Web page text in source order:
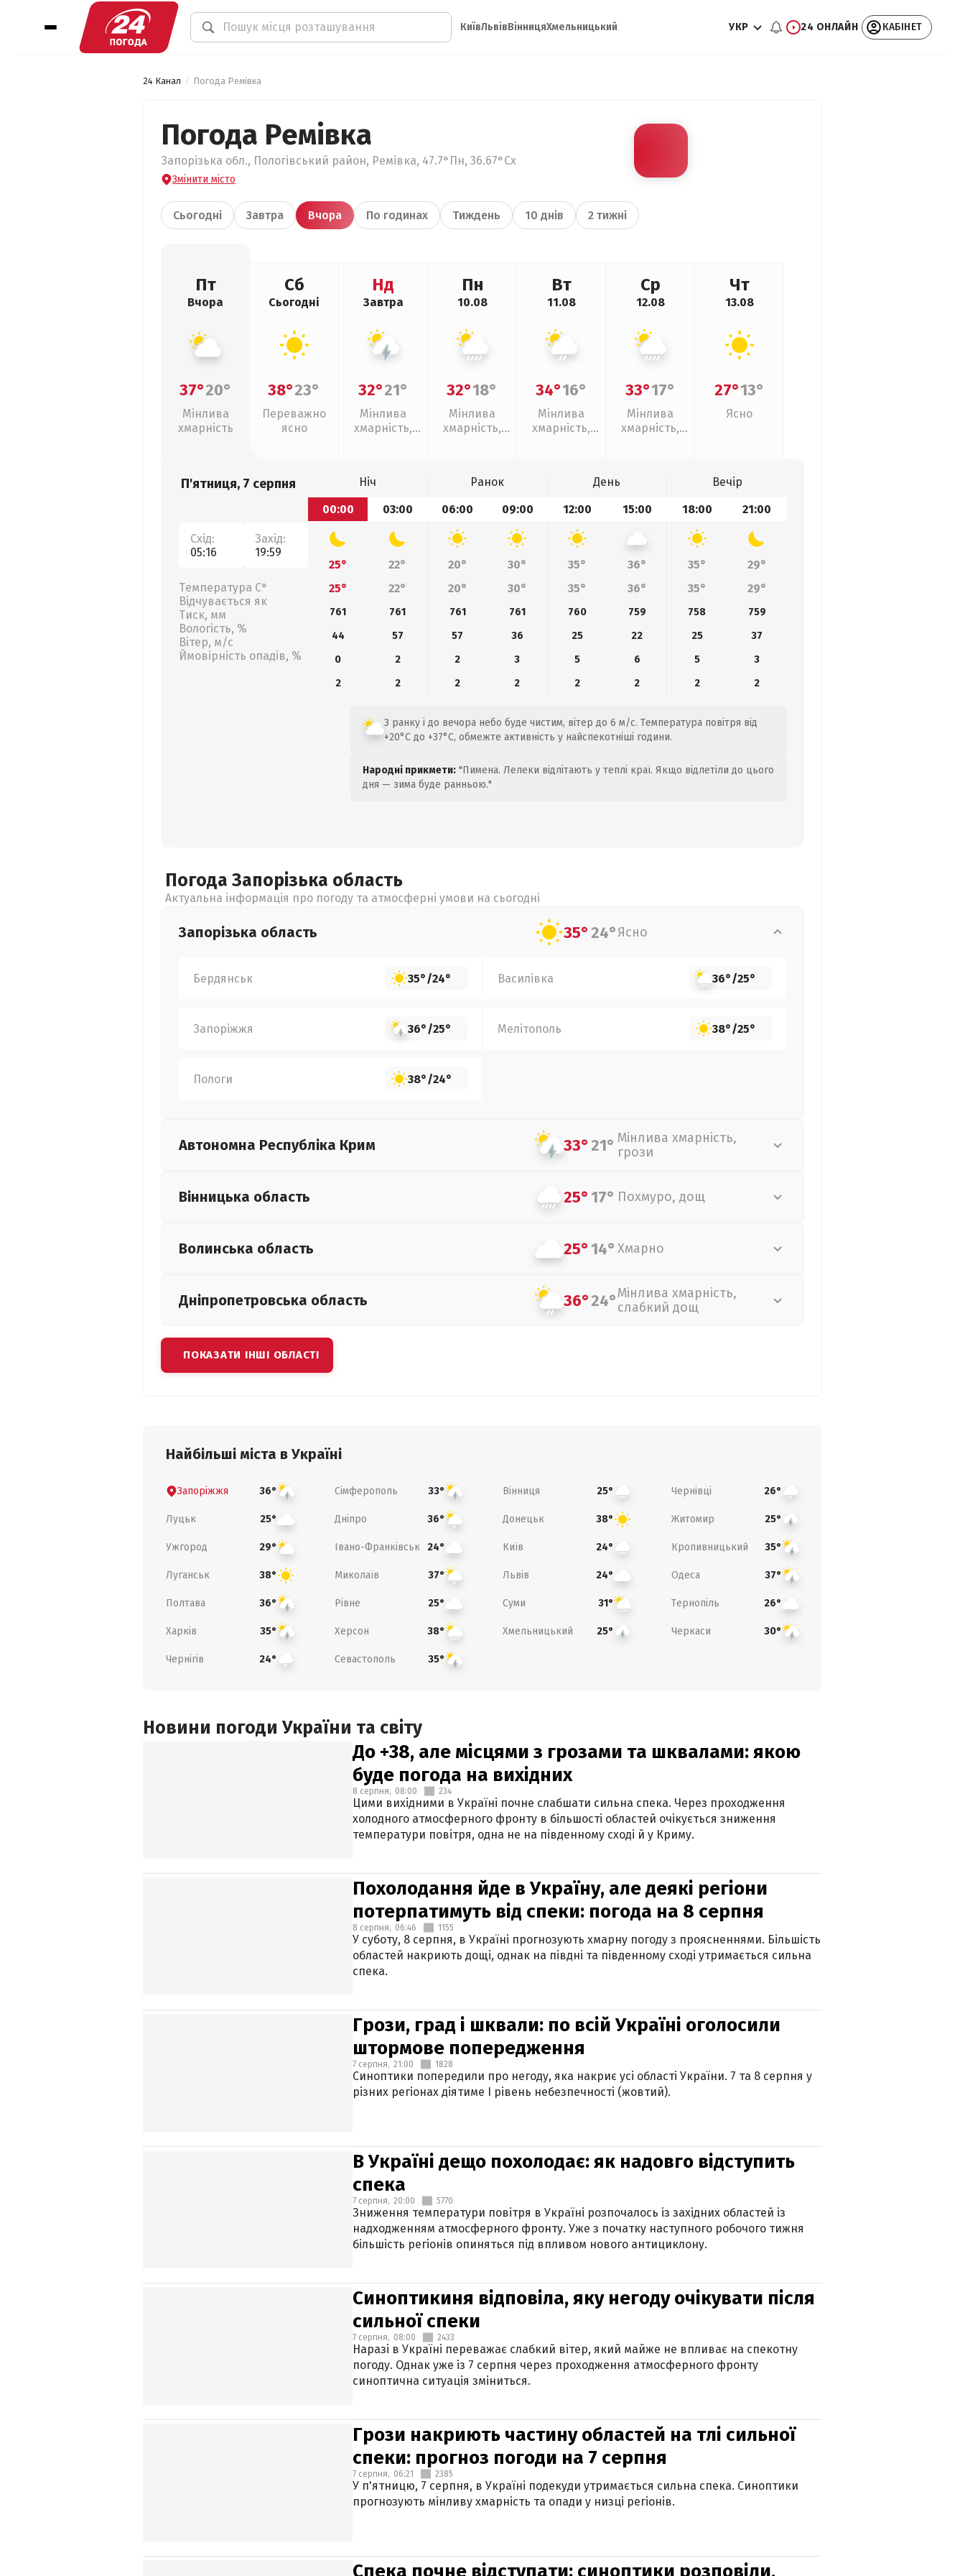
КиївЛьвівВінницяХмельницький УКР 24 ОНЛАЙН КАБІНЕТ
24 Канал Погода Ремівка
Погода Ремівка
Запорізька обл., Пологівський район, Ремівка, 47.7°Пн, 36.67°Сх
Змінити місто
Сьогодні Завтра Вчора По годинах Тиждень 10 днів 2 тижні
Пт
Вчора
37°20°
Мінлива
хмарність
Сб
Сьогодні
38°23°
Переважно
ясно
Нд
Завтра
32°21°
Мінлива
хмарність,
Пн
10.08
32°18°
Мінлива
хмарність,
Вт
11.08
34°16°
Мінлива
хмарність,
Ср
12.08
33°17°
Мінлива
хмарність,
Чт
13.08
27°13°
Ясно
П'ятниця, 7 серпня
Схід:
05:16
Захід:
19:59
Температура С°
Відчувається як
Тиск, мм
Вологість, %
Вітер, м/с
Ймовірність опадів, %
Ніч Ранок День
Вечір
00:00
03:00 06:00 09:00 12:00 15:00 18:00 21:00
25° 22° 20° 30° 35° 36° 35°
29°
25°
22° 20° 30° 35° 36° 35° 29°
761 761 761 761 760 759 758
759
44
57 57 36 25 22 25
37
0
2 2 3 5 6 5
3
2
2 2 2 2 2 2 2
З ранку і до вечора небо буде чистим, вітер до 6 м/с. Температура повітря від
+20°C до +37°C, обмежте активність у найспекотніші години.
Народні прикмети: "Пимена. Лелеки відлітають у теплі краї. Якщо відлетіли до цього
дня — зима буде ранньою."
Погода Запорізька область
Актуальна інформація про погоду та атмосферні умови на сьогодні
Запорізька область 35°24°Ясно
Бердянськ 35°/24° Василівка 36°/25°
Запоріжжя 36°/25° Мелітополь 38°/25°
Пологи 38°/24°
Автономна Республіка Крим 33°21° Мінлива хмарність,
грози
Вінницька область 25°17° Похмуро, дощ
Волинська область 25°14° Хмарно
Дніпропетровська область 36°24°Мінлива хмарність,
слабкий дощ
ПОКАЗАТИ ІНШІ ОБЛАСТІ
Найбільші міста в Україні
Запоріжжя 36° Сімферополь 33° Вінниця 25° Чернівці 26°
Луцьк 25° Дніпро 36° Донецьк 38° Житомир 25°
Ужгород 29° Івано-Франківськ 24° Київ 24° Кропивницький 35°
Луганськ 38° Миколаїв 37° Львів 24° Одеса 37°
Полтава 36° Рівне 25° Суми 31° Тернопіль 26°
Харків 35° Херсон 38° Хмельницький 25° Черкаси 30°
Чернігів 24° Севастополь 35°
Новини погоди України та світу
До +38, але місцями з грозами та шквалами: якою
буде погода на вихідних
8 серпня, 08:00 234
Цими вихідними в Україні почне слабшати сильна спека. Через проходження
холодного атмосферного фронту в більшості областей очікується зниження
температури повітря, одна не на південному сході й у Криму.
Похолодання йде в Україну, але деякі регіони
потерпатимуть від спеки: погода на 8 серпня
8 серпня, 06:46 1155
У суботу, 8 серпня, в Україні прогнозують хмарну погоду з проясненнями. Більшість
областей накриють дощі, однак на півдні та південному сході утримається сильна
спека.
Грози, град і шквали: по всій Україні оголосили
штормове попередження
7 серпня, 21:00 1828
Синоптики попередили про негоду, яка накриє усі області України. 7 та 8 серпня у
різних регіонах діятиме І рівень небезпечності (жовтий).
В Україні дещо похолодає: як надовго відступить
спека
7 серпня, 20:00 5770
Зниження температури повітря в Україні розпочалось із західних областей із
надходженням атмосферного фронту. Уже з початку наступного робочого тижня
більшість регіонів опиняться під впливом нового антициклону.
Синоптикиня відповіла, яку негоду очікувати після
сильної спеки
7 серпня, 08:00 2433
Наразі в Україні переважає слабкий вітер, який майже не впливає на спекотну
погоду. Однак уже із 7 серпня через проходження атмосферного фронту
синоптична ситуація зміниться.
Грози накриють частину областей на тлі сильної
спеки: прогноз погоди на 7 серпня
7 серпня, 06:21 2385
У п'ятницю, 7 серпня, в Україні подекуди утримається сильна спека. Синоптики
прогнозують мінливу хмарність та опади у низці регіонів.
Спека почне відступати: синоптики розповіли,